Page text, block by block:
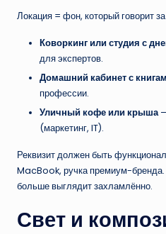
Локация = фон, который говорит
Коворкинг или студия с
для экспертов.
Домашний кабинет с
профессии.
Уличный кофе или крыша—
(маркетинг, IT).
Реквизит должен быть
MacBook, ручка премиум-
больше выглядит захламлённо.
Свет и